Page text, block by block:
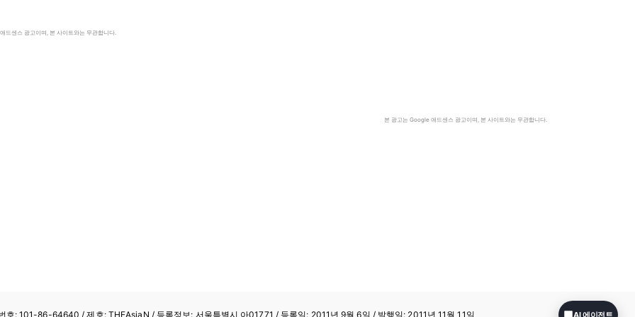
드센스 광고이며, 본 사이트와는 무관합니다.
본 광고는 Google 애드센스 광고이며, 본 사이트와는 무관합니다.
호: 101-86-64640 / 제호: THEAsiaN / 등록정보: 서울특별시 아01771 / 등록일: 2011년 9월 6일 / 발행일: 2011년 11월 11일 AI 에이전트